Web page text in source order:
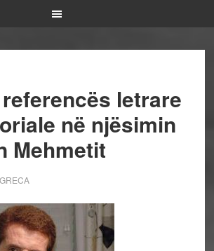
letrare
në njësimin
Mehmetit